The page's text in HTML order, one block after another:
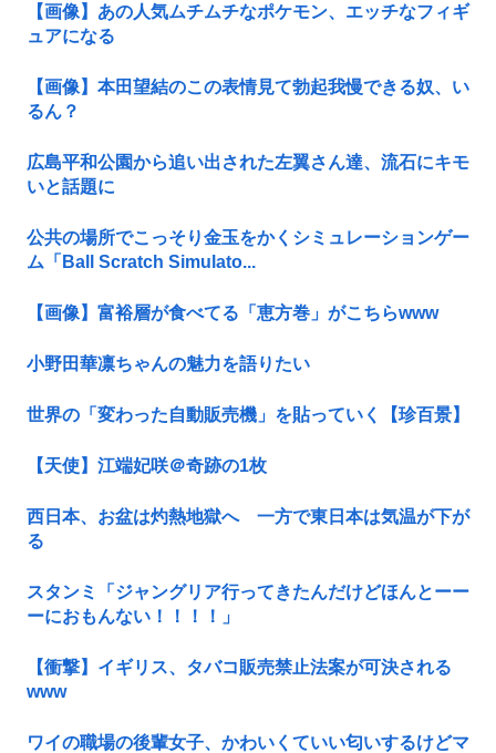
【画像】あの人気ムチムチなポケモン、エッチなフィギ
ュアになる
【画像】本田望結のこの表情見て勃起我慢できる奴、い
るん？
広島平和公園から追い出された左翼さん達、流石にキモ
いと話題に
公共の場所でこっそり金玉をかくシミュレーションゲー
ム「Ball Scratch Simulato...
【画像】富裕層が食べてる「恵方巻」がこちらwww
小野田華凛ちゃんの魅力を語りたい
世界の「変わった自動販売機」を貼っていく【珍百景】
【天使】江端妃咲＠奇跡の1枚
西日本、お盆は灼熱地獄へ 一方で東日本は気温が下が
る
スタンミ「ジャングリア行ってきたんだけどほんとーー
ーにおもんない！！！！」
【衝撃】イギリス、タバコ販売禁止法案が可決される
www
ワイの職場の後輩女子、かわいくていい匂いするけどマ